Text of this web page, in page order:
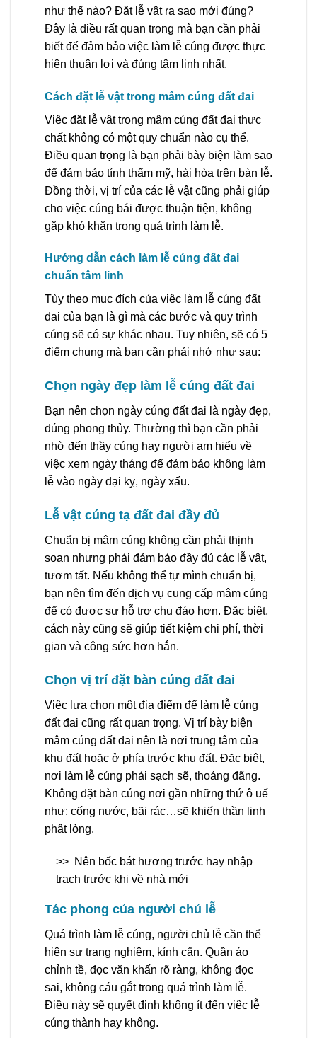
như thế nào? Đặt lễ vật ra sao mới đúng?
Đây là điều rất quan trọng mà bạn cần phải
biết để đảm bảo việc làm lễ cúng được thực
hiện thuận lợi và đúng tâm linh nhất.
Cách đặt lễ vật trong mâm cúng đất đai
Việc đặt lễ vật trong mâm cúng đất đai thực
chất không có một quy chuẩn nào cụ thể.
Điều quan trọng là bạn phải bày biện làm sao
để đảm bảo tính thẩm mỹ, hài hòa trên bàn lễ.
Đồng thời, vị trí của các lễ vật cũng phải giúp
cho việc cúng bái được thuận tiện, không
gặp khó khăn trong quá trình làm lễ.
Hướng dẫn cách làm lễ cúng đất đai
chuẩn tâm linh
Tùy theo mục đích của việc làm lễ cúng đất
đai của bạn là gì mà các bước và quy trình
cúng sẽ có sự khác nhau. Tuy nhiên, sẽ có 5
điểm chung mà bạn cần phải nhớ như sau:
Chọn ngày đẹp làm lễ cúng đất đai
Bạn nên chọn ngày cúng đất đai là ngày đẹp,
đúng phong thủy. Thường thì bạn cần phải
nhờ đến thầy cúng hay người am hiểu về
việc xem ngày tháng để đảm bảo không làm
lễ vào ngày đại kỵ, ngày xấu.
Lễ vật cúng tạ đất đai đầy đủ
Chuẩn bị mâm cúng không cần phải thịnh
soạn nhưng phải đảm bảo đầy đủ các lễ vật,
tươm tất. Nếu không thể tự mình chuẩn bị,
bạn nên tìm đến dịch vụ cung cấp mâm cúng
để có được sự hỗ trợ chu đáo hơn. Đặc biệt,
cách này cũng sẽ giúp tiết kiệm chi phí, thời
gian và công sức hơn hẳn.
Chọn vị trí đặt bàn cúng đất đai
Việc lựa chọn một địa điểm để làm lễ cúng
đất đai cũng rất quan trọng. Vị trí bày biện
mâm cúng đất đai nên là nơi trung tâm của
khu đất hoặc ở phía trước khu đất. Đặc biệt,
nơi làm lễ cúng phải sạch sẽ, thoáng đãng.
Không đặt bàn cúng nơi gần những thứ ô uế
như: cống nước, bãi rác…sẽ khiến thần linh
phật lòng.
>> Nên bốc bát hương trước hay nhập
trạch trước khi về nhà mới
Tác phong của người chủ lễ
Quá trình làm lễ cúng, người chủ lễ cần thể
hiện sự trang nghiêm, kính cẩn. Quần áo
chỉnh tề, đọc văn khấn rõ ràng, không đọc
sai, không cáu gắt trong quá trình làm lễ.
Điều này sẽ quyết định không ít đến việc lễ
cúng thành hay không.